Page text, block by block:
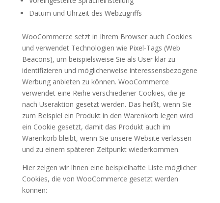
Datum und Uhrzeit des Webzugriffs
WooCommerce setzt in Ihrem Browser auch Cookies
und verwendet Technologien wie Pixel-Tags (Web
Beacons), um beispielsweise Sie als User klar zu
identifizieren und möglicherweise interessensbezogene
Werbung anbieten zu können. WooCommerce
verwendet eine Reihe verschiedener Cookies, die je
nach Useraktion gesetzt werden. Das heißt, wenn Sie
zum Beispiel ein Produkt in den Warenkorb legen wird
ein Cookie gesetzt, damit das Produkt auch im
Warenkorb bleibt, wenn Sie unsere Website verlassen
und zu einem späteren Zeitpunkt wiederkommen.
Hier zeigen wir Ihnen eine beispielhafte Liste möglicher
Cookies, die von WooCommerce gesetzt werden
können: